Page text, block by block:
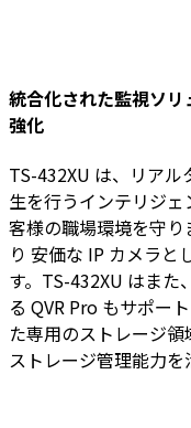
統合化された監視ソ
強化
TS-432XU は、リア
生を行うインテリジ
客様の職場環境を守り
り 安価な IP カメラと
す。TS-432XU はまた
る QVR Pro もサポー
た専用のストレージ
ストレージ管理能力を